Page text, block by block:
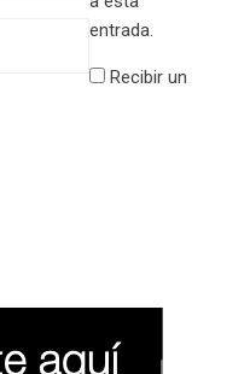
entrada.
Recibir un